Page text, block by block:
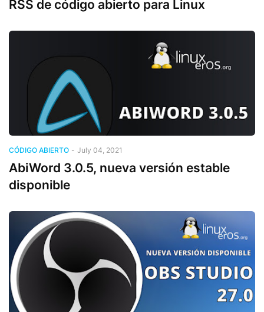
RSS de código abierto para Linux
CÓDIGO ABIERTO - July 04, 2021
AbiWord 3.0.5, nueva versión estable
disponible